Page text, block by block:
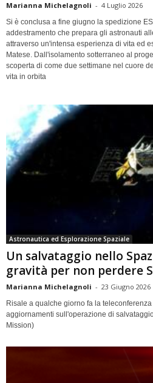
Marianna Michelagnoli - 4 Luglio 2026
Si è conclusa a fine giugno la spedizione
addestramento che prepara gli astronauti
attraverso un'intensa esperienza di vita ed
Matese. Dall'isolamento sotterraneo al
scoperta di come due settimane nel cuore
vita in orbita
Astronautica ed Esplorazione Spaziale
Un salvataggio nello
gravità per non perdere
Marianna Michelagnoli - 23 Giugno 2026
Risale a qualche giorno fa la
aggiornamenti sull'operazione di
Mission)